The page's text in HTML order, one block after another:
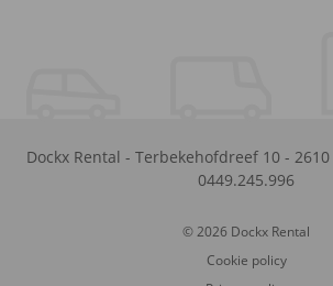
Dockx Rental - Terbekehofdreef 10 - 2610
0449.245.996
© 2026 Dockx Rental
Cookie policy